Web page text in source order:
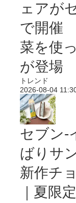
ェアが
で開催
菜を使
が登場
トレンド
2026-08-04
セブン‐
ばりサ
新作チ
｜夏限